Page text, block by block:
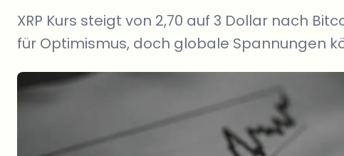
XRP Kurs steigt von 2,70 auf 3 Dollar nach
für Optimismus, doch globale Spannungen